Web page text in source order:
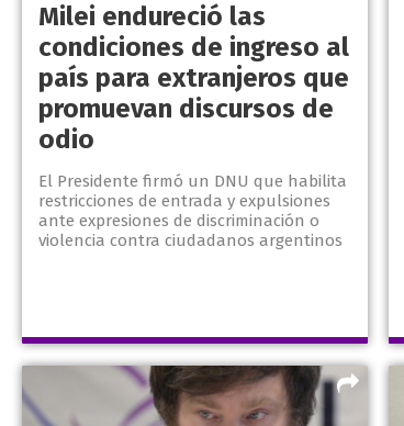
Milei endureció las
condiciones de ingreso al
país para extranjeros que
promuevan discursos de
odio
El Presidente firmó un DNU que habilita
restricciones de entrada y expulsiones
ante expresiones de discriminación o
violencia contra ciudadanos argentinos